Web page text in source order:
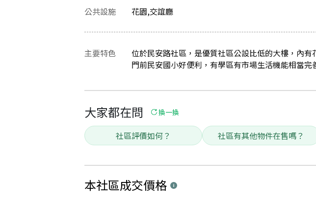
公共設施 花園,交誼廳
主要特色
位於民安路社區，是優質社區公設比低的大樓，內
門前民安國小好便利，有學區有市場生活機能相當
大家都在問 換一換
社區評價如何？ 社區有其他物件在售嗎？
本社區成交價格